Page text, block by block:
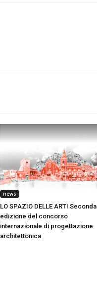
news
LO SPAZIO DELLE ARTI Seconda
edizione del concorso
internazionale di progettazione
architettonica